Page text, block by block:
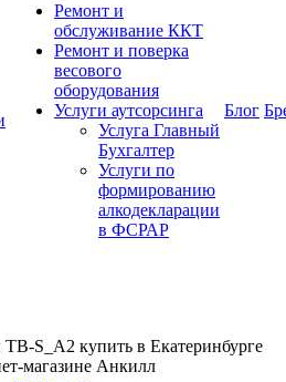
Ремонт и
обслуживание ККТ
Ремонт и поверка
весового
оборудования
Услуги аутсорсинга
Услуга Главный
Бухгалтер
Услуги по
формированию
алкодекларации
в ФСРАР
Блог
S_А2 купить в Екатеринбурге
магазине Анкилл